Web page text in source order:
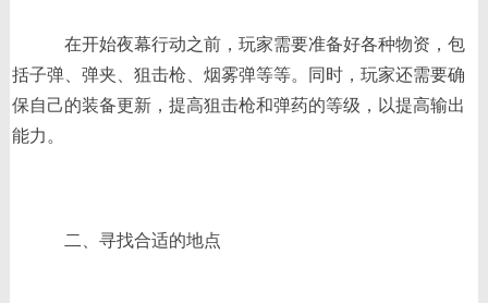
在开始夜幕行动之前，玩家需要准备好各种物资，包
括子弹、弹夹、狙击枪、烟雾弹等等。同时，玩家还需要确
保自己的装备更新，提高狙击枪和弹药的等级，以提高输出
能力。
二、寻找合适的地点